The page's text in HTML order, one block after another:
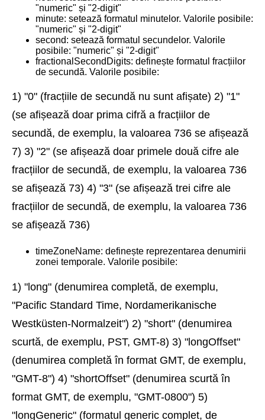
"numeric" și "2-digit"
minute: setează formatul minutelor. Valorile posibile:
"numeric" și "2-digit"
second: setează formatul secundelor. Valorile
posibile: "numeric" și "2-digit"
fractionalSecondDigits: definește formatul fracțiilor
de secundă. Valorile posibile:
1) "0" (fracțiile de secundă nu sunt afișate) 2) "1"
(se afișează doar prima cifră a fracțiilor de
secundă, de exemplu, la valoarea 736 se afișează
7) 3) "2" (se afișează doar primele două cifre ale
fracțiilor de secundă, de exemplu, la valoarea 736
se afișează 73) 4) "3" (se afișează trei cifre ale
fracțiilor de secundă, de exemplu, la valoarea 736
se afișează 736)
timeZoneName: definește reprezentarea denumirii
zonei temporale. Valorile posibile:
1) "long" (denumirea completă, de exemplu,
"Pacific Standard Time, Nordamerikanische
Westküsten-Normalzeit") 2) "short" (denumirea
scurtă, de exemplu, PST, GMT-8) 3) "longOffset"
(denumirea completă în format GMT, de exemplu,
"GMT-8") 4) "shortOffset" (denumirea scurtă în
format GMT, de exemplu, "GMT-0800") 5)
"longGeneric" (formatul generic complet, de